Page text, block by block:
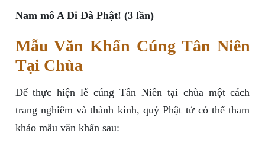
Nam mô A Di Đà Phật! (3 lần)
Mẫu Văn Khấn Cúng Tân Niên
Tại Chùa
Để thực hiện lễ cúng Tân Niên tại chùa một cách
trang nghiêm và thành kính, quý Phật tử có thể tham
khảo mẫu văn khấn sau: